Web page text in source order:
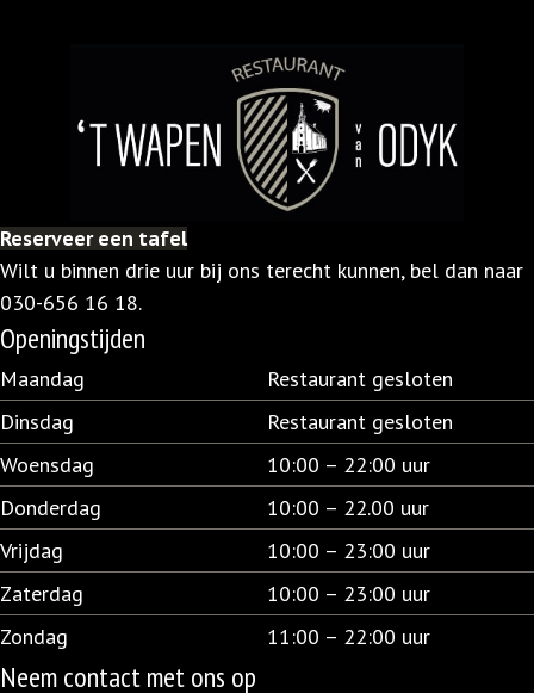
Reserveer een tafel
Wilt u binnen drie uur bij ons terecht kunnen, bel dan naar
030-656 16 18.
Openingstijden
Maandag
Restaurant gesloten
Dinsdag
Restaurant gesloten
Woensdag
10:00 – 22:00 uur
Donderdag
10:00 – 22.00 uur
Vrijdag
10:00 – 23:00 uur
Zaterdag
10:00 – 23:00 uur
Zondag
11:00 – 22:00 uur
Neem contact met ons op